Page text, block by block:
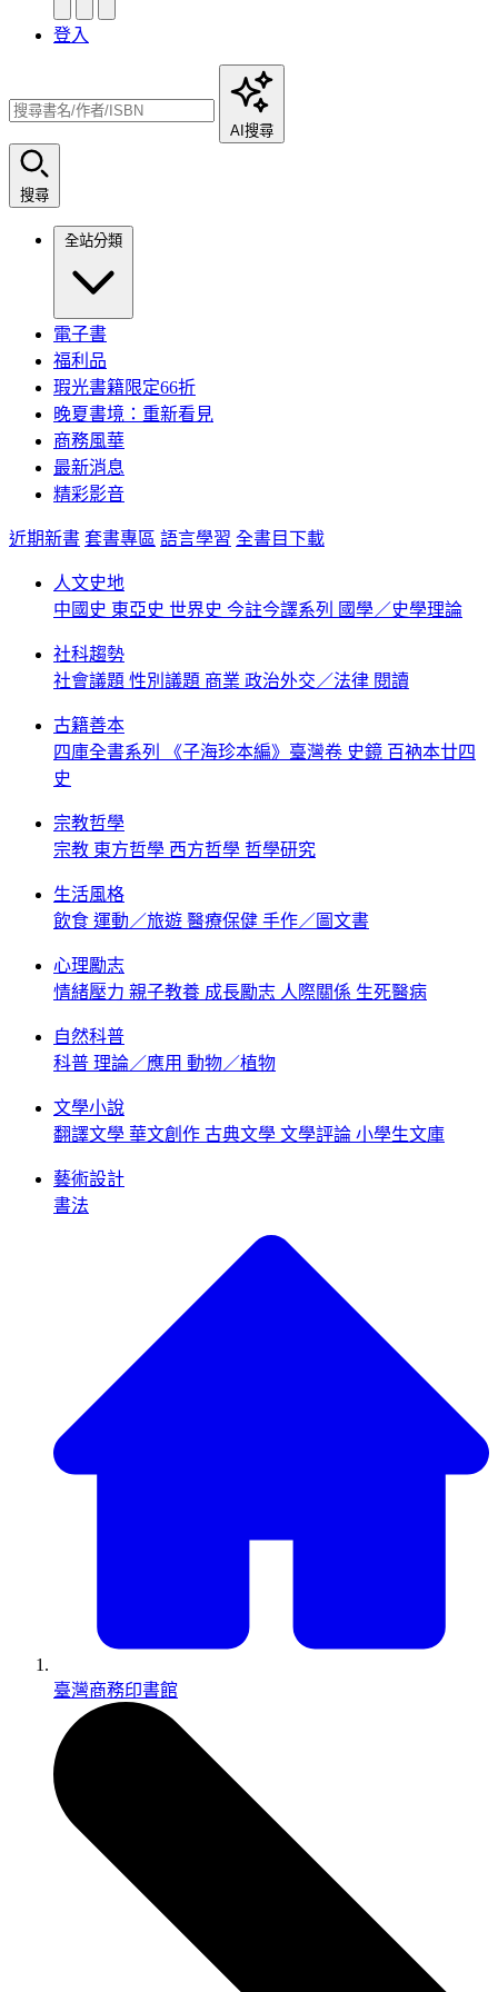
登入
AI搜尋
搜尋
全站分類
電子書
福利品
瑕光書籍限定66折
晚夏書境：重新看見
商務風華
最新消息
精彩影音
近期新書 套書專區 語言學習 全書目下載
人文史地
中國史 東亞史 世界史 今註今譯系列 國學／史學理論
社科趨勢
社會議題 性別議題 商業 政治外交／法律 閱讀
古籍善本
四庫全書系列
《子海珍本編》臺灣卷 史鏡 百衲本廿四
史
宗教哲學
宗教 東方哲學 西方哲學 哲學研究
生活風格
飲食 運動／旅遊 醫療保健 手作／圖文書
心理勵志
情緒壓力 親子教養 成長勵志 人際關係 生死醫病
自然科普
科普 理論／應用 動物／植物
文學小說
翻譯文學 華文創作 古典文學 文學評論 小學生文庫
藝術設計
書法
臺灣商務印書館